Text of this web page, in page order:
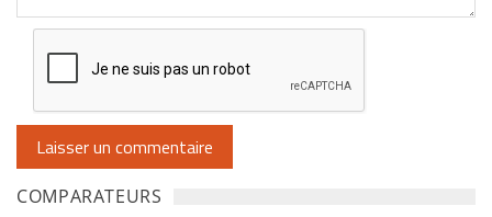
COMPARATEURS